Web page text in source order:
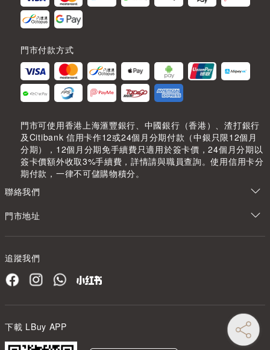
門市付款方式
門市可使用香港上海滙豐銀行、中國銀行（香港）、渣打銀行
及Citibank 信用卡作12或24個月分期付款（中銀只限12個月
分期），12個月分期免手續費只適用於簽卡價，24個月分期以
簽卡價額外收取3%手續費，詳情請與職員查詢。使用信用卡分
期付款，一律不可儲購物積分。
聯絡我們
門市地址
追蹤我們
下載 LBuy APP